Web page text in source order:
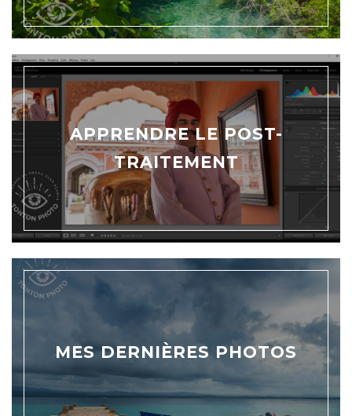
APPRENDRE LE POST-
TRAITEMENT
MES DERNIÈRES PHOTOS